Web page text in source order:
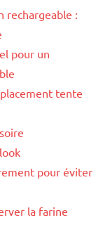
rechargeable :
pour un
tente
pour éviter
la farine